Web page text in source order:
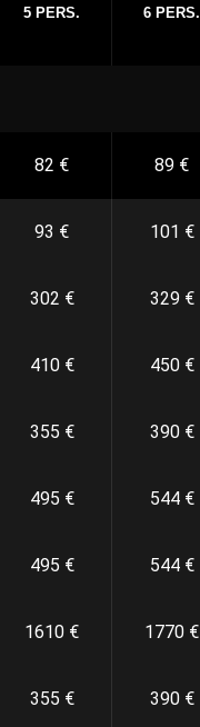
5 PERS. 6 PERS.
82 € 89 €
93 € 101 €
302 € 329 €
410 € 450 €
355 € 390 €
495 € 544 €
495 € 544 €
1610 € 1770 €
355 € 390 €